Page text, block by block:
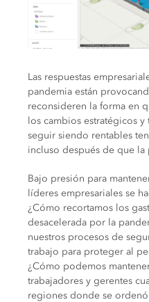
Las respuestas
pandemia están
reconsideren la forma en
los cambios estratégicos
seguir siendo rentables
incluso después de que la
Bajo presión para
líderes empresariales se
¿Cómo recortamos los
desacelerada por la
nuestros procesos de
trabajo para proteger al
¿Cómo podemos
trabajadores y gerentes
regiones donde se